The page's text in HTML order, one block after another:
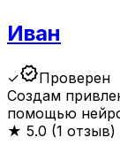
Иван
✓verifiedПроверен
Создам
помощью
★ 5.0 (1 отзыв)